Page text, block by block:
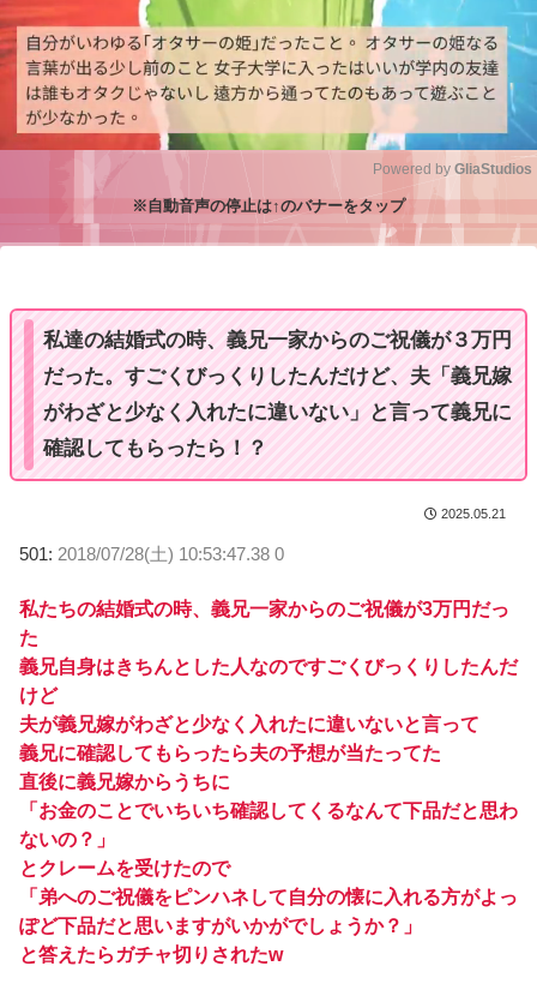
u
Powered by GliaStudios
※自動音声の停止は↑のバナーをタップ
私達の結婚式の時、義兄一家からのご祝儀が３万円
だった。すごくびっくりしたんだけど、夫「義兄嫁
がわざと少なく入れたに違いない」と言って義兄に
確認してもらったら！？
2025.05.21
501: 2018/07/28(土) 10:53:47.38 0
私たちの結婚式の時、義兄一家からのご祝儀が3万円だっ
た
義兄自身はきちんとした人なのですごくびっくりしたんだ
けど
夫が義兄嫁がわざと少なく入れたに違いないと言って
義兄に確認してもらったら夫の予想が当たってた
直後に義兄嫁からうちに
「お金のことでいちいち確認してくるなんて下品だと思わ
ないの？」
とクレームを受けたので
「弟へのご祝儀をピンハネして自分の懐に入れる方がよっ
ぽど下品だと思いますがいかがでしょうか？」
と答えたらガチャ切りされたw